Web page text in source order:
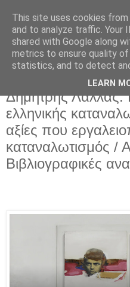
Σάββατο 5 Οκτωβρίου
Δημήτρης Λάλλας:
ελληνικής
αξίες που
καταναλωτισμός /
Βιβλιογραφικές
This site uses cookies
and to analyze traffic. Your
shared with Google along
metrics to ensure quality
statistics, and to detect
LEARN